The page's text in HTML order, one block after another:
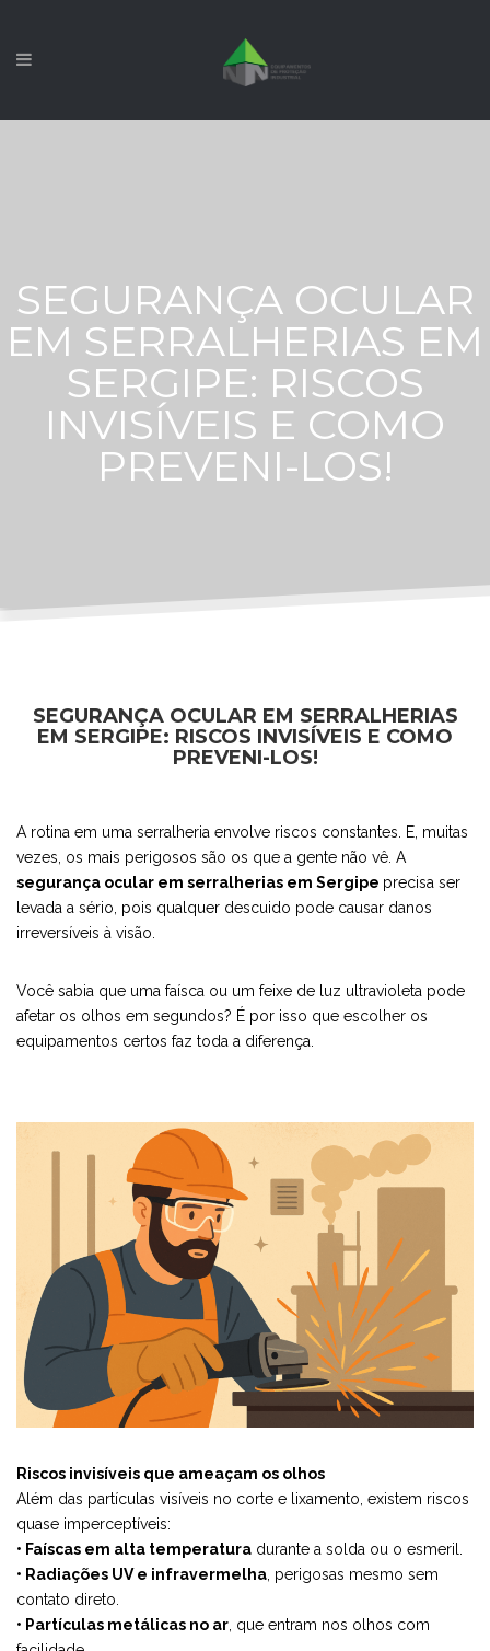
SEGURANÇA OCULAR
EM SERRALHERIAS EM
SERGIPE: RISCOS
INVISÍVEIS E COMO
PREVENI-LOS!
SEGURANÇA OCULAR EM SERRALHERIAS
EM SERGIPE: RISCOS INVISÍVEIS E COMO
PREVENI-LOS!
A rotina em uma serralheria envolve riscos constantes. E, muitas
vezes, os mais perigosos são os que a gente não vê. A
segurança ocular em serralherias em Sergipe precisa ser
levada a sério, pois qualquer descuido pode causar danos
irreversíveis à visão.
Você sabia que uma faísca ou um feixe de luz ultravioleta pode
afetar os olhos em segundos? É por isso que escolher os
equipamentos certos faz toda a diferença.
Riscos invisíveis que ameaçam os olhos
Além das partículas visíveis no corte e lixamento, existem riscos
quase imperceptíveis:
• Faíscas em alta temperatura durante a solda ou o esmeril.
• Radiações UV e infravermelha , perigosas mesmo sem
contato direto.
• Partículas metálicas no ar , que entram nos olhos com